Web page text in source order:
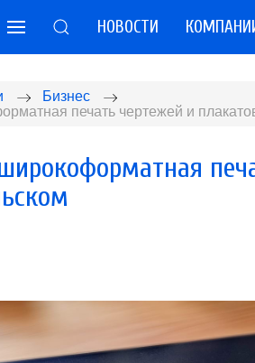
НОВОСТИ
Бизнес
печать чертежей и